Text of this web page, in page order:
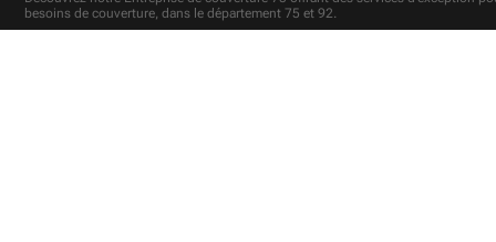
besoins de couverture, dans le département 75 et 92.